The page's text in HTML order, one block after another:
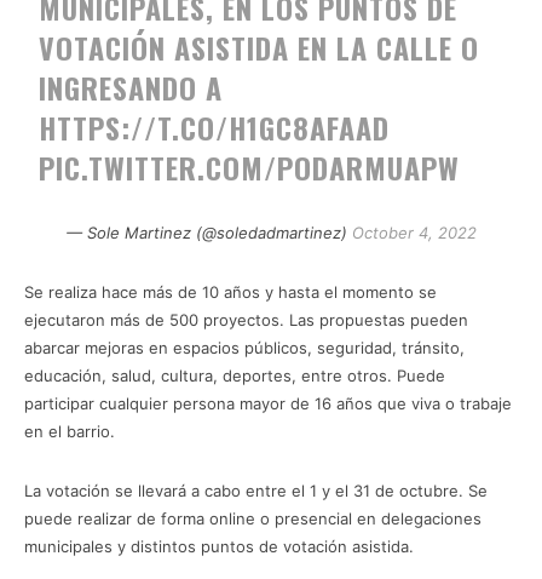
VOTACIÓN ASISTIDA EN LA CALLE O
INGRESANDO A
HTTPS://T.CO/H1GC8AFAAD
PIC.TWITTER.COM/PODARMUAPW
— Sole Martinez (@soledadmartinez) October 4, 2022
Se realiza hace más de 10 años y hasta el momento se
ejecutaron más de 500 proyectos. Las propuestas pueden
abarcar mejoras en espacios públicos, seguridad, tránsito,
educación, salud, cultura, deportes, entre otros. Puede
participar cualquier persona mayor de 16 años que viva o trabaje
en el barrio.
La votación se llevará a cabo entre el 1 y el 31 de octubre. Se
puede realizar de forma online o presencial en delegaciones
municipales y distintos puntos de votación asistida.